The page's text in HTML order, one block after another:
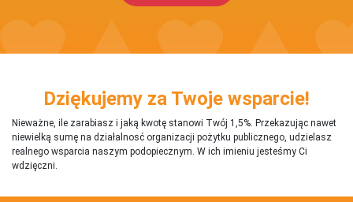
Dziękujemy za Twoje wsparcie!
Nieważne, ile zarabiasz i jaką kwotę stanowi Twój 1,5%. Przekazując nawet
niewielką sumę na działalnosć organizacji pożytku publicznego, udzielasz
realnego wsparcia naszym podopiecznym. W ich imieniu jesteśmy Ci
wdzięczni.